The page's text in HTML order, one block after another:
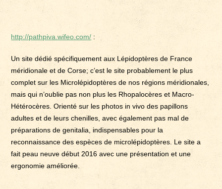
http://pathpiva.wifeo.com/ :
Un site dédié spécifiquement aux Lépidoptères de France
méridionale et de Corse; c’est le site probablement le plus
complet sur les Microlépidoptères de nos régions méridionales,
mais qui n’oublie pas non plus les Rhopalocères et Macro-
Hétérocères. Orienté sur les photos in vivo des papillons
adultes et de leurs chenilles, avec également pas mal de
préparations de genitalia, indispensables pour la
reconnaissance des espèces de microlépidoptères. Le site a
fait peau neuve début 2016 avec une présentation et une
ergonomie améliorée.